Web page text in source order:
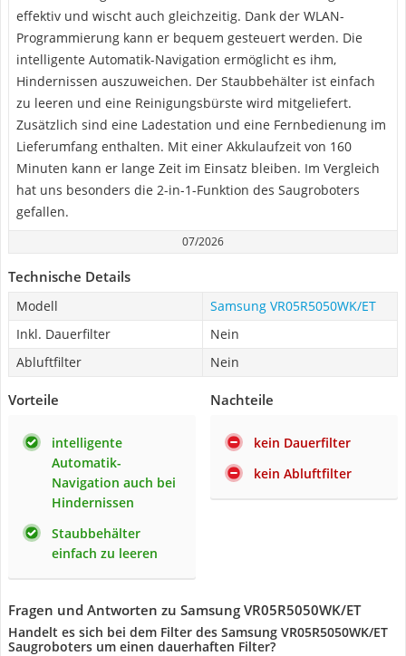
effektiv und wischt auch gleichzeitig. Dank der WLAN-
Programmierung kann er bequem gesteuert werden. Die
intelligente Automatik-Navigation ermöglicht es ihm,
Hindernissen auszuweichen. Der Staubbehälter ist einfach
zu leeren und eine Reinigungsbürste wird mitgeliefert.
Zusätzlich sind eine Ladestation und eine Fernbedienung im
Lieferumfang enthalten. Mit einer Akkulaufzeit von 160
Minuten kann er lange Zeit im Einsatz bleiben. Im Vergleich
hat uns besonders die 2-in-1-Funktion des Saugroboters
gefallen.
07/2026
Technische Details
Modell
Samsung VR05R5050WK/ET
Inkl. Dauerfilter
Nein
Abluftfilter
Nein
Vorteile
intelligente
Automatik-
Navigation auch bei
Hindernissen
Staubbehälter
einfach zu leeren
Nachteile
kein Dauerfilter
kein Abluftfilter
Fragen und Antworten zu Samsung VR05R5050WK/ET
Handelt es sich bei dem Filter des Samsung VR05R5050WK/ET
Saugroboters um einen dauerhaften Filter?